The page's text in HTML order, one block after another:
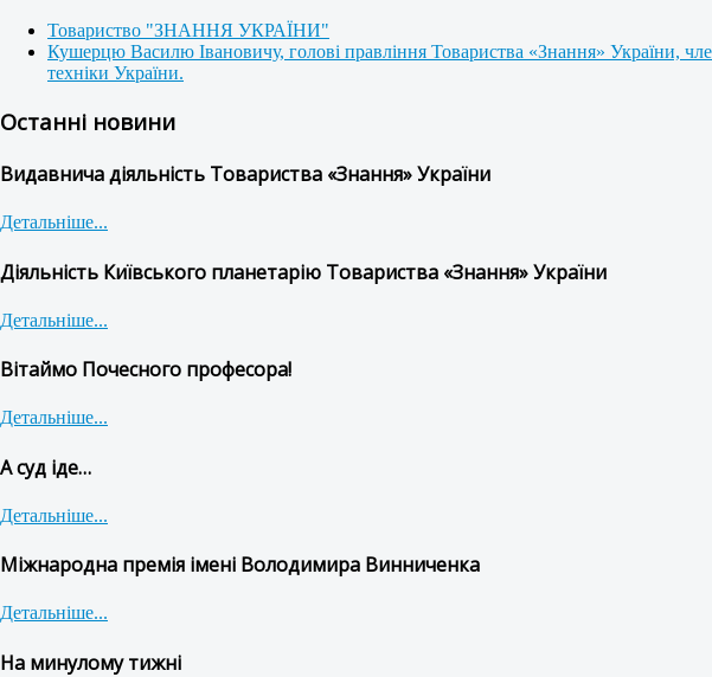
Товариство "ЗНАННЯ УКРАЇНИ"
Кушерцю Василю Івановичу, голові правління Товариства «Знання» України,
техніки України.
Останні новини
Видавнича діяльність Товариства «Знання» України
Детальніше...
Діяльність Київського планетарію Товариства «Знання» України
Детальніше...
Вітаймо Почесного професора!
Детальніше...
А суд іде…
Детальніше...
Міжнародна премія імені Володимира Винниченка
Детальніше...
На минулому тижні